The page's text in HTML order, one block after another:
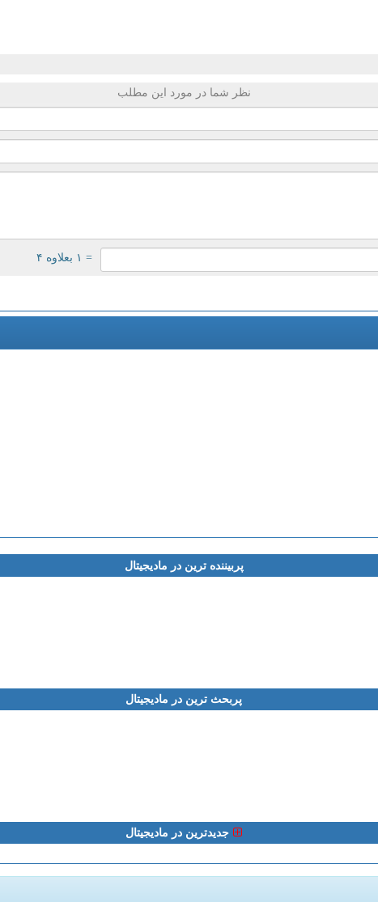
نظر شما در مورد این مطلب
= ۱ بعلاوه ۴
پربیننده ترین در مادیجیتال
پربحث ترین در مادیجیتال
جدیدترین در مادیجیتال